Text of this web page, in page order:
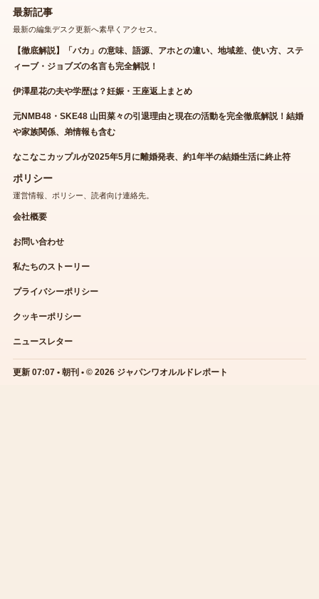
最新記事
最新の編集デスク更新へ素早くアクセス。
【徹底解説】「バカ」の意味、語源、アホとの違い、地域差、使い方、ステ
ィーブ・ジョブズの名言も完全解説！
伊澤星花の夫や学歴は？妊娠・王座返上まとめ
元NMB48・SKE48 山田菜々の引退理由と現在の活動を完全徹底解説！結婚
や家族関係、弟情報も含む
なこなこカップルが2025年5月に離婚発表、約1年半の結婚生活に終止符
ポリシー
運営情報、ポリシー、読者向け連絡先。
会社概要
お問い合わせ
私たちのストーリー
プライバシーポリシー
クッキーポリシー
ニュースレター
更新 07:07 • 朝刊 • © 2026 ジャパンワオルルドレポート